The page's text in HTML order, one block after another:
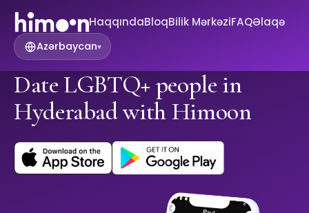
HaqqındaBloqBilik MərkəziFAQƏlaqə
Azərbaycan▾
Date LGBTQ+ people in
Hyderabad with Himoon